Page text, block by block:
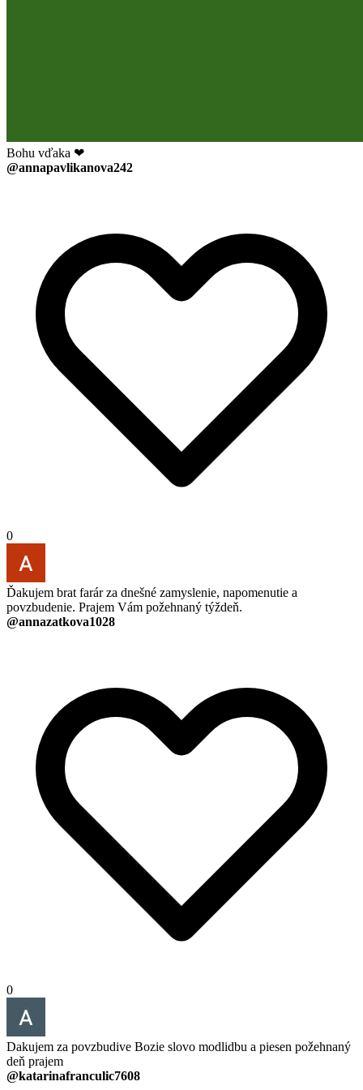
Bohu vďaka ❤
@annapavlikanova242
0
Ďakujem brat farár za dnešné zamyslenie, napomenutie a
povzbudenie. Prajem Vám požehnaný týždeň.
@annazatkova1028
0
Dakujem za povzbudive Bozie slovo modlidbu a piesen požehnaný
deň prajem
@katarinafranculic7608